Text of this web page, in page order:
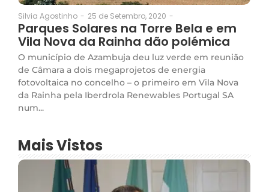
Silvia Agostinho - 25 de Setembro, 2020 -
Parques Solares na Torre Bela e em
Vila Nova da Rainha dão polémica
O município de Azambuja deu luz verde em reunião
de Câmara a dois megaprojetos de energia
fotovoltaica no concelho – o primeiro em Vila Nova
da Rainha pela Iberdrola Renewables Portugal SA
num...
Mais Vistos